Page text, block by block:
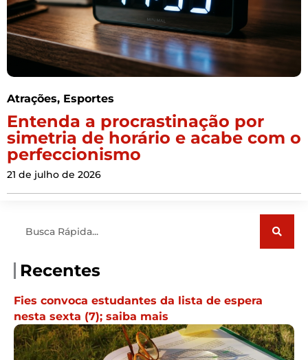
Atrações, Esportes
Entenda a procrastinação por
simetria de horário e acabe com o
perfeccionismo
21 de julho de 2026
Recentes
Fies convoca estudantes da lista de espera
nesta sexta (7); saiba mais